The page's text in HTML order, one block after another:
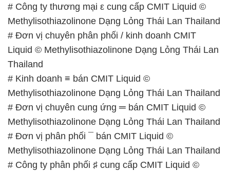
# Công ty thương mại ε cung cấp CMIT Liquid ©
Methylisothiazolinone Dạng Lỏng Thái Lan Thailand
# Đơn vị chuyên phân phối / kinh doanh CMIT
Liquid © Methylisothiazolinone Dạng Lỏng Thái Lan
Thailand
# Kinh doanh ≡ bán CMIT Liquid ©
Methylisothiazolinone Dạng Lỏng Thái Lan Thailand
# Đơn vị chuyên cung ứng ═ bán CMIT Liquid ©
Methylisothiazolinone Dạng Lỏng Thái Lan Thailand
# Đơn vị phân phối ¯ bán CMIT Liquid ©
Methylisothiazolinone Dạng Lỏng Thái Lan Thailand
# Công ty phân phối ♯ cung cấp CMIT Liquid ©